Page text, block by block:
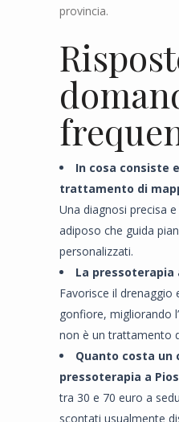
provincia.
In cosa consiste
trattamento di
Una diagnosi precisa
adiposo che guida
personalizzati.
La
Favorisce il drenaggio
gonfiore, migliorando
non è un trattamento
Quanto costa un
pressoterapia a
tra 30 e 70 euro a
scontati usualmente